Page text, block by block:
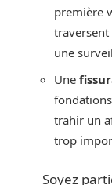
première
une
Une
trahir un
trop
Soyez